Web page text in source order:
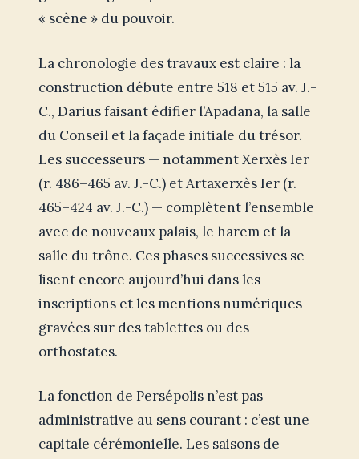
« scène » du pouvoir.
La chronologie des travaux est claire : la
construction débute entre 518 et 515 av. J.-
C., Darius faisant édifier l’Apadana, la salle
du Conseil et la façade initiale du trésor.
Les successeurs — notamment Xerxès Ier
(r. 486–465 av. J.-C.) et Artaxerxès Ier (r.
465–424 av. J.-C.) — complètent l’ensemble
avec de nouveaux palais, le harem et la
salle du trône. Ces phases successives se
lisent encore aujourd’hui dans les
inscriptions et les mentions numériques
gravées sur des tablettes ou des
orthostates.
La fonction de Persépolis n’est pas
administrative au sens courant : c’est une
capitale cérémonielle. Les saisons de